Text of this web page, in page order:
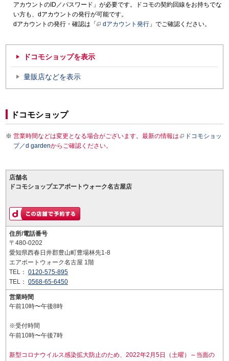
アカウントのID／パスワード」が必要です。ドコモの契約回線をお持ちでな
い方も、dアカウントの発行が可能です。
dアカウントの発行・確認は「
dアカウント発行 」でご確認ください。
ドコモショップを表示
量販店などを表示
ドコモショップ
営業時間などは変更となる場合がございます。最新の情報は
ドコモショッ
プ／d gardenからご確認ください。
店舗名
ドコモショップエアポートウォーク名古屋店
住所/電話番号
〒480-0202
愛知県西春日井郡豊山町豊場林先1-8
エアポートウォーク名古屋 1階
TEL： 0120-575-895
TEL： 0568-65-6450
営業時間
午前10時〜午後8時
※受付時間
午前10時〜午後7時
新型コロナウイルス感染拡大防止のため、2022年2月5日（土曜）～当面の